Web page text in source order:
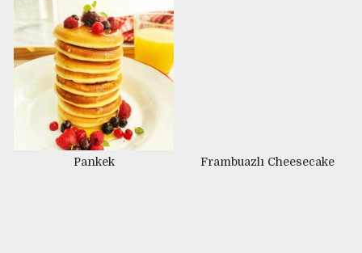
Pankek Frambuazlı Cheesecake
30 EKIM 2020